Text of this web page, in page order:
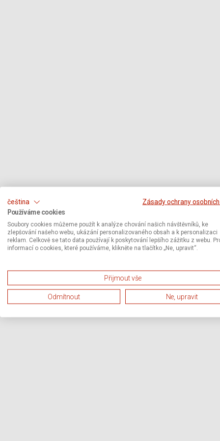
čeština
Zásady ochrany
Používáme cookies
Soubory cookies můžeme použít k analýze chování našich návštěvníků, ke
zlepšování našeho webu, ukázání personalizovaného obsah a k personalizaci
reklam. Celkově se tato data používají k poskytování lepšího zážitku z webu.
informací o cookies, které používáme, klikněte na tlačítko „Ne, upravit“.
Přijmout vše
Odmítnout Ne, upravit